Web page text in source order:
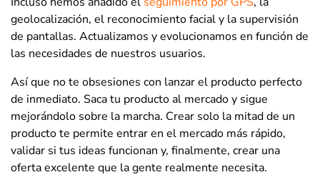
geolocalización, el reconocimiento facial y la supervisión
de pantallas. Actualizamos y evolucionamos en función de
las necesidades de nuestros usuarios.
Así que no te obsesiones con lanzar el producto perfecto
de inmediato. Saca tu producto al mercado y sigue
mejorándolo sobre la marcha. Crear solo la mitad de un
producto te permite entrar en el mercado más rápido,
validar si tus ideas funcionan y, finalmente, crear una
oferta excelente que la gente realmente necesita.